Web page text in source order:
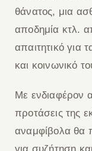
θάνατος, μια
αποδημία κτλ.
απαιτητικό για
και κοινωνικό
Με ενδιαφέρον
προτάσεις της
αναμφίβολα θα